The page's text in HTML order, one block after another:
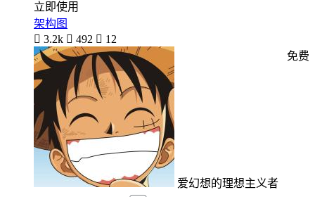
立即使用
架构图
 3.2k  492  12
爱幻想的理想主义者
免费